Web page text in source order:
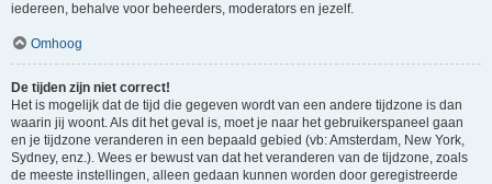
iedereen, behalve voor beheerders, moderators en jezelf.
Omhoog
De tijden zijn niet correct!
Het is mogelijk dat de tijd die gegeven wordt van een andere tijdzone is dan
waarin jij woont. Als dit het geval is, moet je naar het gebruikerspaneel gaan
en je tijdzone veranderen in een bepaald gebied (vb: Amsterdam, New York,
Sydney, enz.). Wees er bewust van dat het veranderen van de tijdzone, zoals
de meeste instellingen, alleen gedaan kunnen worden door geregistreerde